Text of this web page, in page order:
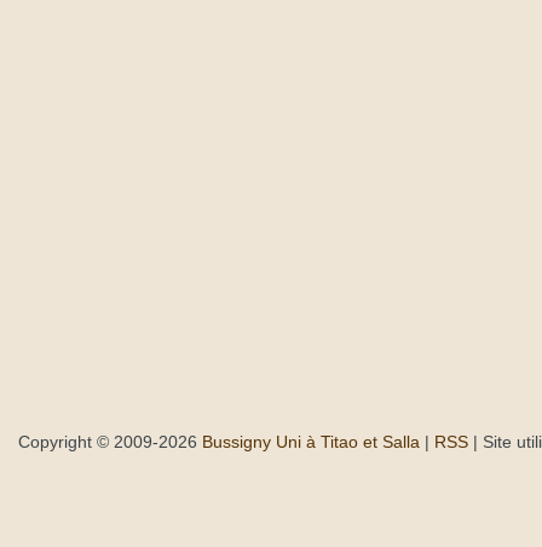
Copyright © 2009-2026 Bussigny Uni à Titao et Salla | RSS | Site